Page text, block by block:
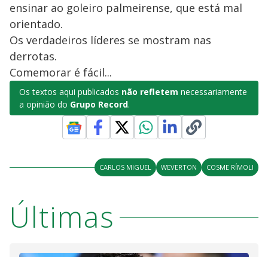
ensinar ao goleiro palmeirense, que está mal
orientado.
Os verdadeiros líderes se mostram nas
derrotas.
Comemorar é fácil...
Os textos aqui publicados não refletem necessariamente
a opinião do Grupo Record.
CARLOS MIGUEL WEVERTON COSME RÍMOLI
Últimas